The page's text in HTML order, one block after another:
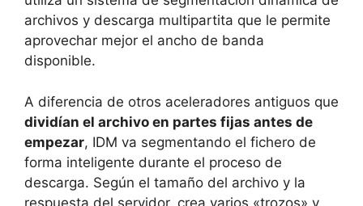
archivos y descarga multipartita que le permite
aprovechar mejor el ancho de banda
disponible.
A diferencia de otros aceleradores antiguos que
dividían el archivo en partes fijas antes de
empezar, IDM va segmentando el fichero de
forma inteligente durante el proceso de
descarga. Según el tamaño del archivo y la
respuesta del servidor, crea varios «trozos» y